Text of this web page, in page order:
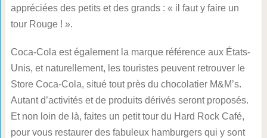
appréciées des petits et des grands : « il faut y faire un
tour Rouge ! ».
Coca-Cola est également la marque référence aux États-
Unis, et naturellement, les touristes peuvent retrouver le
Store Coca-Cola, situé tout près du chocolatier M&M’s.
Autant d’activités et de produits dérivés seront proposés.
Et non loin de là, faites un petit tour du Hard Rock Café,
pour vous restaurer des fabuleux hamburgers qui y sont